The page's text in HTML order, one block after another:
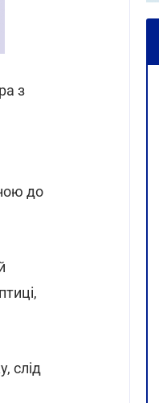
з
до
слід